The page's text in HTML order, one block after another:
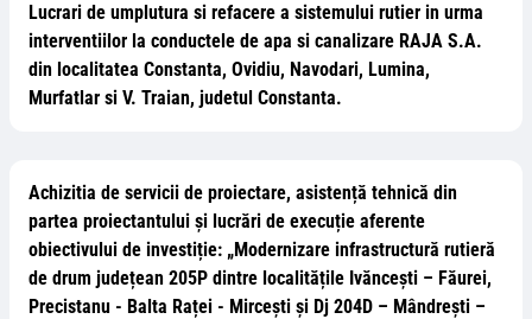
Lucrari de umplutura si refacere a sistemului rutier in urma
interventiilor la conductele de apa si canalizare RAJA S.A.
din localitatea Constanta, Ovidiu, Navodari, Lumina,
Murfatlar si V. Traian, judetul Constanta.
Achizitia de servicii de proiectare, asistență tehnică din
partea proiectantului și lucrări de execuție aferente
obiectivului de investiție: „Modernizare infrastructură rutieră
de drum județean 205P dintre localitățile Ivăncești – Făurei,
Precistanu - Balta Raței - Mircești și Dj 204D – Mândrești –